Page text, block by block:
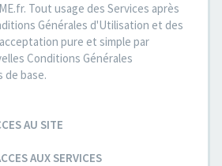
Tout usage des Services après
Générales d'Utilisation et des
pure et simple par
Conditions Générales
base.
AU SITE
AUX SERVICES